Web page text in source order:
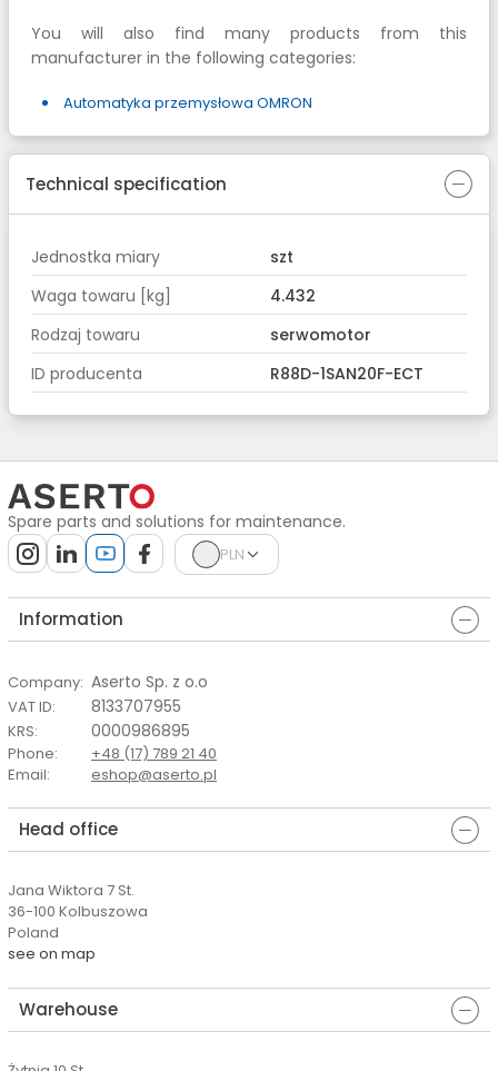
You will also find many products from this
manufacturer in the following categories:
Automatyka przemysłowa OMRON
Technical specification
Jednostka miary
szt
Waga towaru [kg]
4.432
Rodzaj towaru
serwomotor
ID producenta
R88D-1SAN20F-ECT
Spare parts and solutions for maintenance.
PLN
Information
Company: Aserto Sp. z o.o
VAT ID: 8133707955
KRS: 0000986895
Phone:
+48 (17) 789 21 40
Email: eshop@aserto.pl
Head office
Jana Wiktora 7 St.
36-100 Kolbuszowa
Poland
see on map
Warehouse